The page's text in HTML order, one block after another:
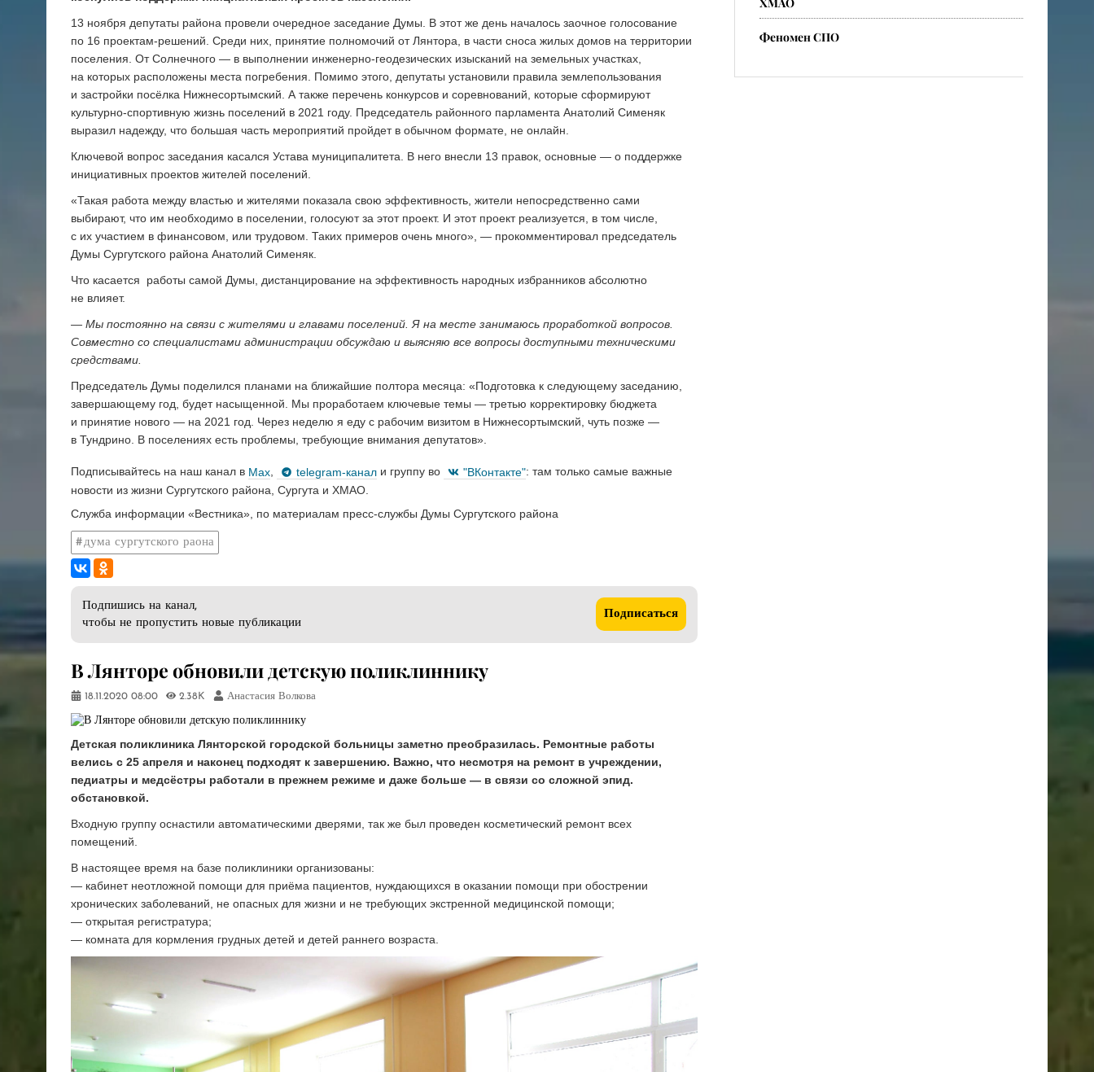
13 ноября депутаты района провели очередное заседание Думы. В этот же день началось заочное голосование
по 16 проектам-решений. Среди них, принятие полномочий от Лянтора, в части сноса жилых домов на территории
поселения. От Солнечного — в выполнении инженерно-геодезических изысканий на земельных участках,
на которых расположены места погребения. Помимо этого, депутаты установили правила землепользования
и застройки посёлка Нижнесортымский. А также перечень конкурсов и соревнований, которые сформируют
культурно-спортивную жизнь поселений в 2021 году. Председатель районного парламента Анатолий Сименяк
выразил надежду, что большая часть мероприятий пройдет в обычном формате, не онлайн.
Ключевой вопрос заседания касался Устава муниципалитета. В него внесли 13 правок, основные — о поддержке
инициативных проектов жителей поселений.
«Такая работа между властью и жителями показала свою эффективность, жители непосредственно сами
выбирают, что им необходимо в поселении, голосуют за этот проект. И этот проект реализуется, в том числе,
с их участием в финансовом, или трудовом. Таких примеров очень много», — прокомментировал председатель
Думы Сургутского района Анатолий Сименяк.
Что касается работы самой Думы, дистанцирование на эффективность народных избранников абсолютно
не влияет.
— Мы постоянно на связи с жителями и главами поселений. Я на месте занимаюсь проработкой вопросов.
Совместно со специалистами администрации обсуждаю и выясняю все вопросы доступными техническими
средствами.
Председатель Думы поделился планами на ближайшие полтора месяца: «Подготовка к следующему заседанию,
завершающему год, будет насыщенной. Мы проработаем ключевые темы — третью корректировку бюджета
и принятие нового — на 2021 год. Через неделю я еду с рабочим визитом в Нижнесортымский, чуть позже —
в Тундрино. В поселениях есть проблемы, требующие внимания депутатов».
Подписывайтесь на наш канал в Max, telegram-канал и группу во "ВКонтакте": там только самые важные
новости из жизни Сургутского района, Сургута и ХМАО.
Служба информации «Вестника», по материалам пресс-службы Думы Сургутского района
дума сургутского раона
Подпишись на канал,
чтобы не пропустить новые публикации
Подписаться
В Лянторе обновили детскую поликлиннику
18.11.2020 08:00 2.38K Анастасия Волкова
Детская поликлиника Лянторской городской больницы заметно преобразилась. Ремонтные работы
велись с 25 апреля и наконец подходят к завершению. Важно, что несмотря на ремонт в учреждении,
педиатры и медсёстры работали в прежнем режиме и даже больше — в связи со сложной эпид.
обстановкой.
Входную группу оснастили автоматическими дверями, так же был проведен косметический ремонт всех
помещений.
В настоящее время на базе поликлиники организованы:
— кабинет неотложной помощи для приёма пациентов, нуждающихся в оказании помощи при обострении
хронических заболеваний, не опасных для жизни и не требующих экстренной медицинской помощи;
— открытая регистратура;
— комната для кормления грудных детей и детей раннего возраста.
​Феномен СПО